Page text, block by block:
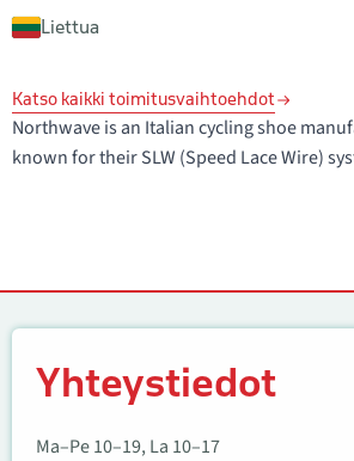
Liettua
Katso kaikki toimitusvaihtoehdot
Northwave is an Italian cycling shoe
known for their SLW (Speed Lace Wire)
Yhteystiedot
Ma–Pe 10–19, La 10–17